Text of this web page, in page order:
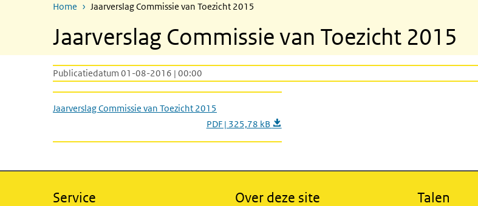
Home Jaarverslag Commissie van Toezicht 2015
Jaarverslag Commissie van Toezicht 2015
Publicatiedatum 01-08-2016 | 00:00
Jaarverslag Commissie van Toezicht 2015
PDF | 325,78 kB
Service Over deze site Talen